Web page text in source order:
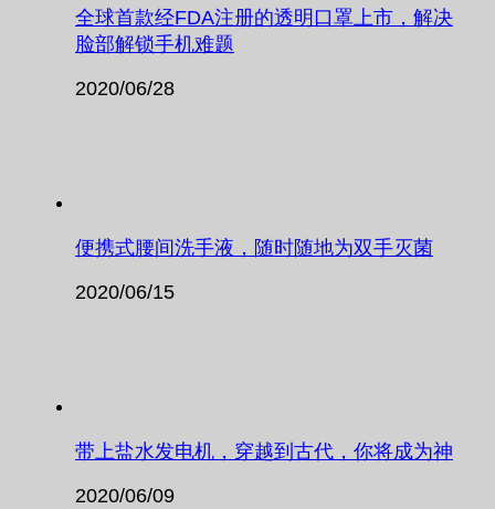
全球首款经FDA注册的透明口罩上市，解决
脸部解锁手机难题
2020/06/28
便携式腰间洗手液，随时随地为双手灭菌
2020/06/15
带上盐水发电机，穿越到古代，你将成为神
2020/06/09